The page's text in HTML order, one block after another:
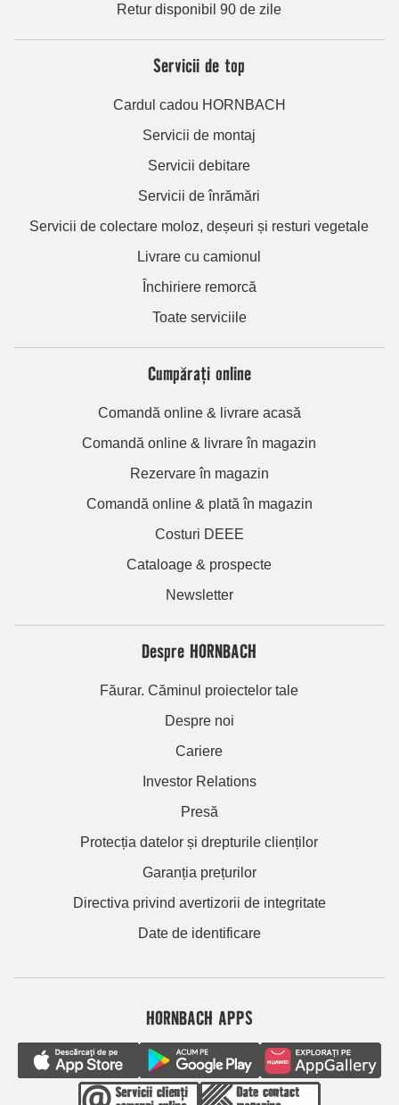
Retur disponibil 90 de zile
Servicii de top
Cardul cadou HORNBACH
Servicii de montaj
Servicii debitare
Servicii de înrămări
Servicii de colectare moloz, deșeuri și resturi vegetale
Livrare cu camionul
Închiriere remorcă
Toate serviciile
Cumpărați online
Comandă online & livrare acasă
Comandă online & livrare în magazin
Rezervare în magazin
Comandă online & plată în magazin
Costuri DEEE
Cataloage & prospecte
Newsletter
Despre HORNBACH
Făurar. Căminul proiectelor tale
Despre noi
Cariere
Investor Relations
Presă
Protecția datelor și drepturile clienților
Garanția prețurilor
Directiva privind avertizorii de integritate
Date de identificare
HORNBACH APPS